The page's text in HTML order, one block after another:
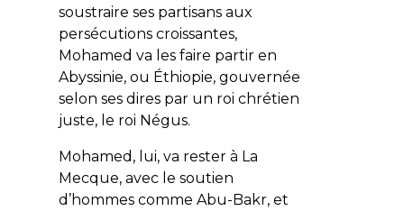
soustraire ses partisans aux
persécutions croissantes,
Mohamed va les faire partir en
Abyssinie, ou Éthiopie, gouvernée
selon ses dires par un roi chrétien
juste, le roi Négus.
Mohamed, lui, va rester à La
Mecque, avec le soutien
d’hommes comme Abu-Bakr, et